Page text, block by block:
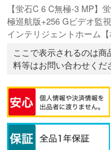
【蛍石C 6 C無極-3 MP】
極巡航版+256 Gビデオ監
インテリジェントホーム
ここで表示されるのは
料等はお問い合わせくだ